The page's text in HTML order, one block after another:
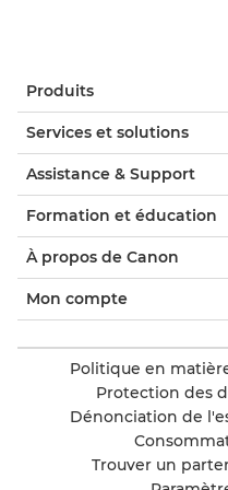
Produits
Services et solutions
Assistance & Support
Formation et éducation
À propos de Canon
Mon compte
Politique en
Protection des
Dénonciation de
Trouver un